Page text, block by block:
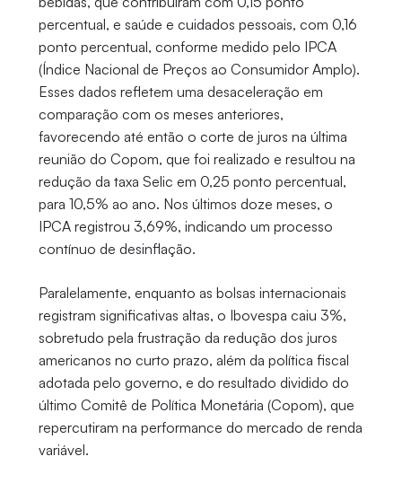
percentual, e saúde e cuidados pessoais, com 0,16
ponto percentual, conforme medido pelo IPCA
(Índice Nacional de Preços ao Consumidor Amplo).
Esses dados refletem uma desaceleração em
comparação com os meses anteriores,
favorecendo até então o corte de juros na última
reunião do Copom, que foi realizado e resultou na
redução da taxa Selic em 0,25 ponto percentual,
para 10,5% ao ano. Nos últimos doze meses, o
IPCA registrou 3,69%, indicando um processo
contínuo de desinflação.
Paralelamente, enquanto as bolsas internacionais
registram significativas altas, o Ibovespa caiu 3%,
sobretudo pela frustração da redução dos juros
americanos no curto prazo, além da política fiscal
adotada pelo governo, e do resultado dividido do
último Comitê de Política Monetária (Copom), que
repercutiram na performance do mercado de renda
variável.